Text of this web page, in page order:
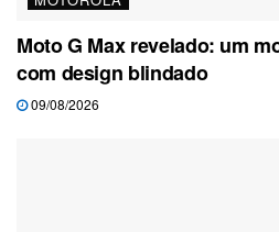
Moto G Max revelado: um
com design blindado
09/08/2026